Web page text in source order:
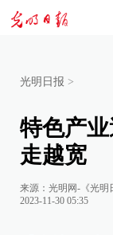
光明日报 >
特色产
走越宽
来源： 光明网-《光明
2023-11-30 05:35